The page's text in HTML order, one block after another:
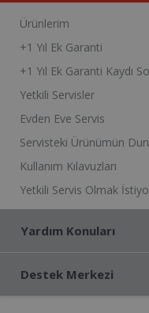
Ürünlerim
+1 Yıl Ek Garanti
+1 Yıl Ek Garanti Kaydı
Yetkili Servisler
Evden Eve Servis
Servisteki Ürünümün
Kullanım Kılavuzları
Yetkili Servis Olmak
Yardım Konuları
Destek Merkezi